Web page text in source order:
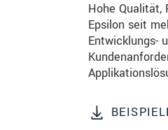
Hohe Qualität,
Epsilon seit
Entwicklungs-
*
Wir